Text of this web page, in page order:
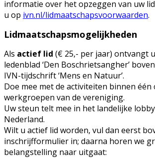
informatie over het opzeggen van uw
u op ivn.nl/lidmaatschapsvoorwaarden.
Lidmaatschapsmogelijkheden
Als actief lid (€ 25,- per jaar) ontvangt
ledenblad ‘Den Boschrietsangher’
IVN-tijdschrift ‘Mens en Natuur’.
Doe mee met de activiteiten binnen één
werkgroepen van de vereniging.
Uw steun telt mee in het landelijke
Nederland.
Wilt u actief lid worden, vul dan eerst
inschrijfformulier in; daarna horen we
belangstelling naar uitgaat: